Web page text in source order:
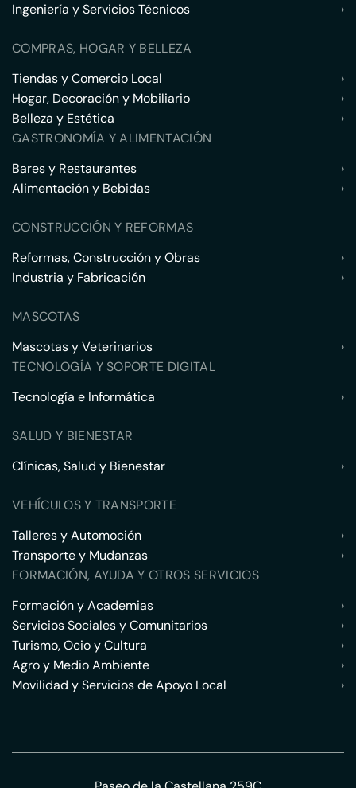
Ingeniería y Servicios Técnicos
›
COMPRAS, HOGAR Y BELLEZA
Tiendas y Comercio Local
›
Hogar, Decoración y Mobiliario
›
Belleza y Estética
›
GASTRONOMÍA Y ALIMENTACIÓN
Bares y Restaurantes
›
Alimentación y Bebidas
›
CONSTRUCCIÓN Y REFORMAS
Reformas, Construcción y Obras
›
Industria y Fabricación
›
MASCOTAS
Mascotas y Veterinarios
›
TECNOLOGÍA Y SOPORTE DIGITAL
Tecnología e Informática
›
SALUD Y BIENESTAR
Clínicas, Salud y Bienestar
›
VEHÍCULOS Y TRANSPORTE
Talleres y Automoción
›
Transporte y Mudanzas
›
FORMACIÓN, AYUDA Y OTROS SERVICIOS
Formación y Academias
›
Servicios Sociales y Comunitarios
›
Turismo, Ocio y Cultura
›
Agro y Medio Ambiente
›
Movilidad y Servicios de Apoyo Local
›